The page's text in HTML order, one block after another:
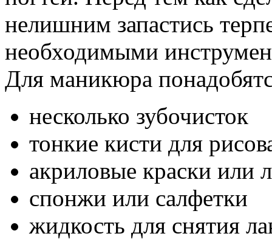
нелишним запастись
необходимыми
Для маникюра
несколько зубочисток
тонкие кисти для
акриловые краски или
спонжи или салфетки
жидкость для снятия